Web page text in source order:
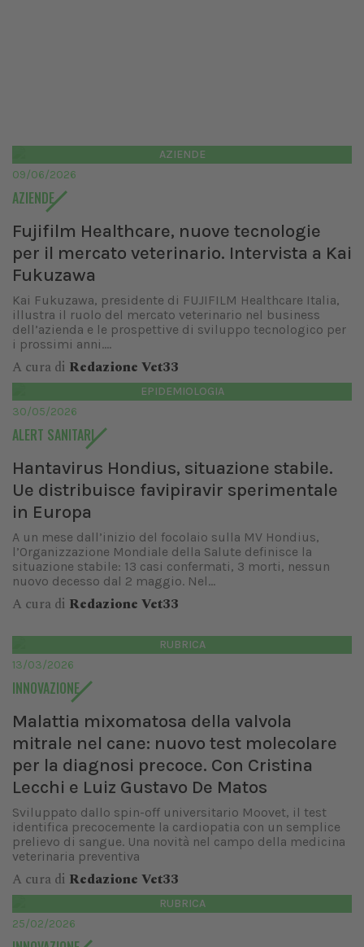
AZIENDE
09/06/2026
AZIENDE
Fujifilm Healthcare, nuove tecnologie
per il mercato veterinario. Intervista a Kai
Fukuzawa
Kai Fukuzawa, presidente di FUJIFILM Healthcare Italia,
illustra il ruolo del mercato veterinario nel business
dell’azienda e le prospettive di sviluppo tecnologico per
i prossimi anni....
A cura di Redazione Vet33
EPIDEMIOLOGIA
30/05/2026
ALERT SANITARI
Hantavirus Hondius, situazione stabile.
Ue distribuisce favipiravir sperimentale
in Europa
A un mese dall’inizio del focolaio sulla MV Hondius,
l’Organizzazione Mondiale della Salute definisce la
situazione stabile: 13 casi confermati, 3 morti, nessun
nuovo decesso dal 2 maggio. Nel...
A cura di Redazione Vet33
RUBRICA
13/03/2026
INNOVAZIONE
Malattia mixomatosa della valvola
mitrale nel cane: nuovo test molecolare
per la diagnosi precoce. Con Cristina
Lecchi e Luiz Gustavo De Matos
Sviluppato dallo spin-off universitario Moovet, il test
identifica precocemente la cardiopatia con un semplice
prelievo di sangue. Una novità nel campo della medicina
veterinaria preventiva
A cura di Redazione Vet33
RUBRICA
25/02/2026